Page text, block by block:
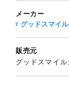
メーカー
グッドスマイ
販売元
グッドスマイル